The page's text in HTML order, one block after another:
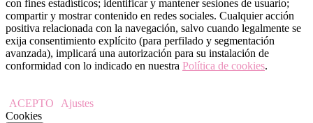
con fines estadísticos; identificar y mantener sesiones de usuario;
compartir y mostrar contenido en redes sociales. Cualquier acción
positiva relacionada con la navegación, salvo cuando legalmente se
exija consentimiento explícito (para perfilado y segmentación
avanzada), implicará una autorización para su instalación de
conformidad con lo indicado en nuestra Política de cookies.
ACEPTO
Ajustes
Cookies